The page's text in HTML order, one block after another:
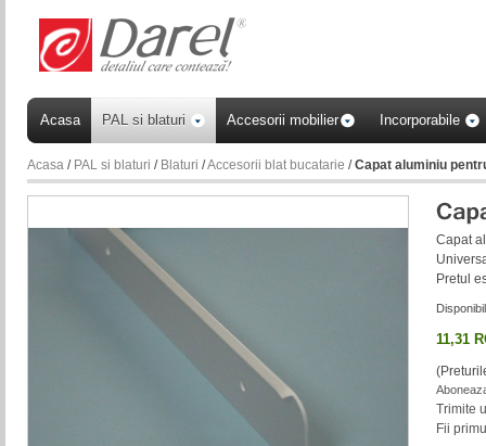
Capat
Pretul
11,31
Trimite
Fii
Acasa PAL si blaturi Accesorii mobilier Incorporabile
Acasa / PAL si blaturi / Blaturi /Accesorii blat bucatarie /Capat aluminiu